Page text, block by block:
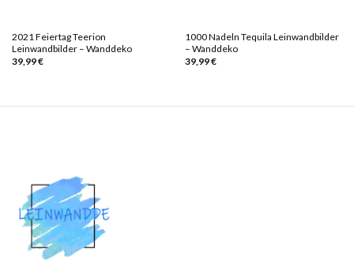
2021 Feiertag Teerion
Leinwandbilder – Wanddeko
39,99€
1000 Nadeln Tequila Leinwandbilder
– Wanddeko
39,99€